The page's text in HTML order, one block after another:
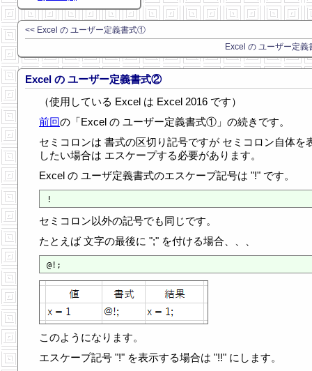
<< Excel の ユーザー定義書式①
Excel の ユーザー定
Excel の ユーザー定義書式②
（使用している Excel は Excel 2016 です）
前回の「Excel の ユーザー定義書式①」の続きです。
セミコロンは 書式の区切り記号ですが セミコロン自体を
したい場合は エスケープする必要があります。
Excel の ユーザ定義書式のエスケープ記号は "!" です。
セミコロン以外の記号でも同じです。
たとえば 文字の最後に ";" を付ける場合、、、
このようになります。
エスケープ記号 "!" を表示する場合は "!!" にします。